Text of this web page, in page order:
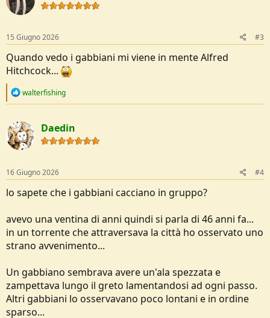
15 Giugno 2026 #3
Quando vedo i gabbiani mi viene in mente Alfred
Hitchcock...
R
c
t
i
o
s
:
walterfishing
Daedin
16 Giugno 2026 #4
lo sapete che i gabbiani cacciano in gruppo?
avevo una ventina di anni quindi si parla di 46 anni fa...
in un torrente che attraversava la città ho osservato uno
strano avvenimento...
Un gabbiano sembrava avere un'ala spezzata e
zampettava lungo il greto lamentandosi ad ogni passo.
Altri gabbiani lo osservavano poco lontani e in ordine
sparso...